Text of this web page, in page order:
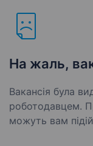
На жаль,
Вакансія була
роботодавцем.
можуть вам